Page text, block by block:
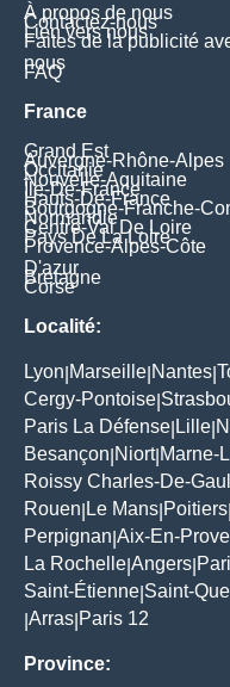
À propos de nous
Contactez-nous
Lien vers nous
Faites de la publicité
nous
FAQ
France
Grand Est
Auvergne-Rhône-Alpes
Occitanie
Nouvelle-Aquitaine
Île-De-France
Hauts-De-France
Bourgogne-Franche-
Normandie
Centre-Val De Loire
Pays De La Loire
Provence-Alpes-Côte
D'azur
Bretagne
Corse
Localité:
Lyon Marseille Nantes
Cergy-Pontoise
Paris La Défense Lille
Besançon Niort| Marne-
Roissy Charles-De-
Rouen Le Mans Poitiers
Perpignan Aix-En-
La Rochelle Angers
Saint-Étienne Saint-
Arras Paris 12
Province: